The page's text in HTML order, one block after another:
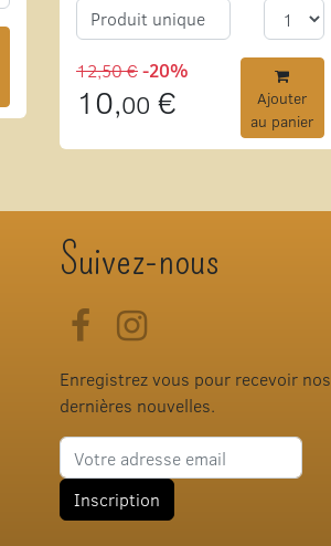
Produit unique
12,50 €-20%
10,00 €
Ajouter
au panier
Suivez-nous
FacebookInstagram
Enregistrez vous pour recevoir nos
dernières nouvelles.
Adresse e-mail
Inscription